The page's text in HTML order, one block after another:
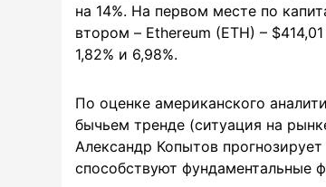
на 14%. На первом месте по
втором – Ethereum (ETH) –
1,82% и 6,98%.
По оценке американского
бычьем тренде (ситуация на
Александр Копытов
способствуют фундаментальные